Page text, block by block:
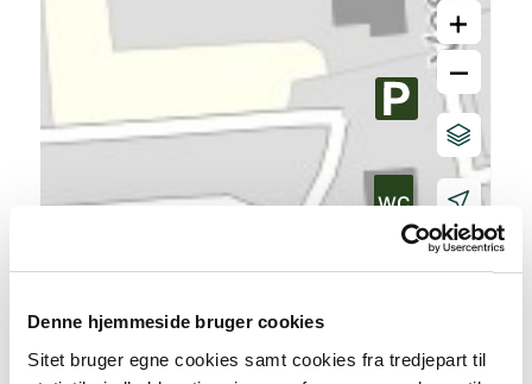
Denne hjemmeside bruger cookies
Sitet bruger egne cookies samt cookies fra tredjepart til
+
–